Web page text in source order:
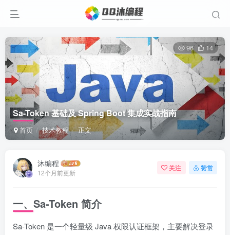
Sa-Token 基础及 Spring Boot 集成实战指南
首页 技术教程 正文
96 14
沐编程
12个月前更新
关注 赞赏
一、Sa-Token 简介
Sa-Token 是一个轻量级 Java 权限认证框架，主要解决登录